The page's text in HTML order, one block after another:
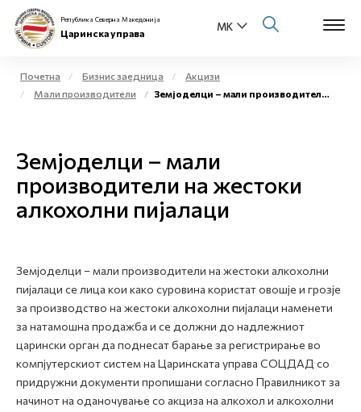
Физички лица
Бизнис заедница
Open
Медиа центар
Контакт
Е-Весник
Република Северна Македонија
Царинска управа
Почетна Бизнис заедница
Акцизи
Мали производители
Земјоделци – мали производители на жестоки алкохолни пијалаци
Земјоделци – мали
производители на жестоки
алкохолни пијалаци
Земјоделци – мали производители на жестоки алкохолни
пијалаци се лица кои како суровина користат овошје и грозје
за производство на жестоки алкохолни пијалаци наменети
за натамошна продажба и се должни до надлежниот
царински орган да поднесат барање за регистрирање во
компјутерскиот систем на Царинската управа СОЦДАД со
придружни документи пропишани согласно Правилникот за
начинот на оданочување со акциза на алкохол и алкохолни